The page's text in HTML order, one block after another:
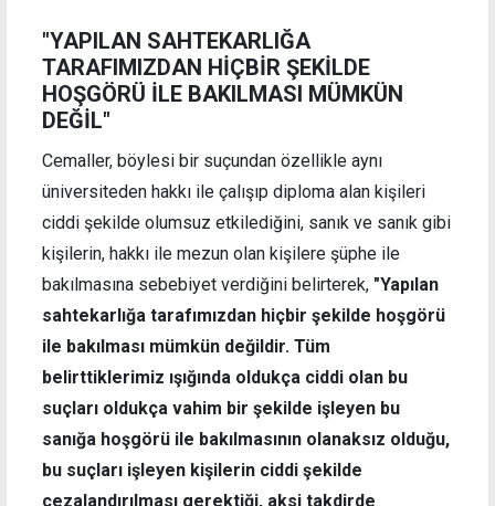
"YAPILAN SAHTEKARLIĞA
TARAFIMIZDAN HİÇBİR ŞEKİLDE
HOŞGÖRÜ İLE BAKILMASI MÜMKÜN
DEĞİL"
Cemaller, böylesi bir suçundan özellikle aynı
üniversiteden hakkı ile çalışıp diploma alan kişileri
ciddi şekilde olumsuz etkilediğini, sanık ve sanık gibi
kişilerin, hakkı ile mezun olan kişilere şüphe ile
bakılmasına sebebiyet verdiğini belirterek, "Yapılan
sahtekarlığa tarafımızdan hiçbir şekilde hoşgörü
ile bakılması mümkün değildir. Tüm
belirttiklerimiz ışığında oldukça ciddi olan bu
suçları oldukça vahim bir şekilde işleyen bu
sanığa hoşgörü ile bakılmasının olanaksız olduğu,
bu suçları işleyen kişilerin ciddi şekilde
cezalandırılması gerektiği, aksi takdirde